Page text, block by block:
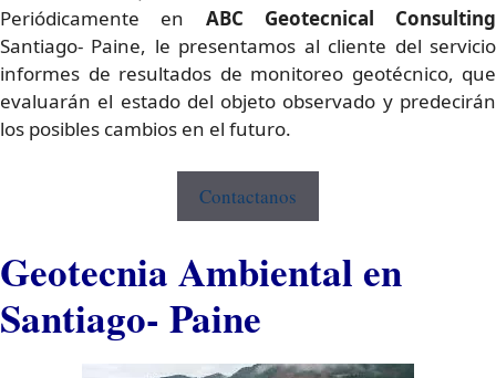
Periódicamente en ABC Geotecnical Consulting
Santiago- Paine, le presentamos al cliente del servicio
informes de resultados de monitoreo geotécnico, que
evaluarán el estado del objeto observado y predecirán
los posibles cambios en el futuro.
Contactanos
Geotecnia Ambiental en
Santiago- Paine